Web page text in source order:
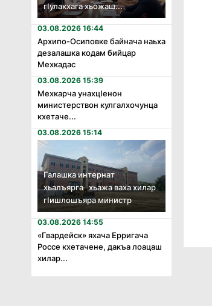
гӏулакхага хьожаш...
03.08.2026 16:44
Архипо-Осиповке байнача наьха
дезалашка кодам бийцар
Мехкадас
03.08.2026 15:39
Мехкарча унахцӏенон
министерствон кулгалхочунца
кхетаче...
03.08.2026 15:14
Галашка интернат
хьалъярга хьажа ваха хилар
гӏишлошъяра министр
03.08.2026 14:55
«Гвардейск» яхача Ерригача
Россе кхетачене, дакъа лоацаш
хилар...